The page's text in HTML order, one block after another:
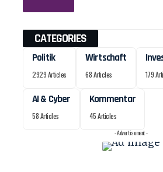
CATEGORIES
Politik
2929 Articles
Wirtschaft
68 Articles 179
AI & Cyber
58 Articles
Kommentar
45 Articles
- Advertisement -